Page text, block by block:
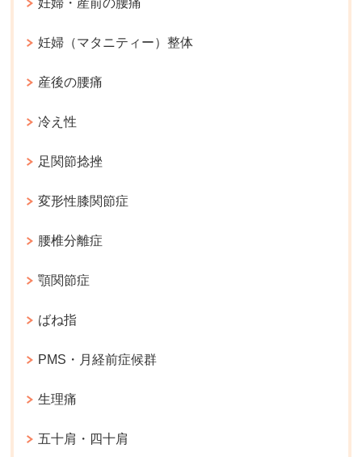
妊婦（マタニティー）整体
産後の腰痛
冷え性
足関節捻挫
変形性膝関節症
腰椎分離症
顎関節症
ばね指
PMS・月経前症候群
生理痛
五十肩・四十肩